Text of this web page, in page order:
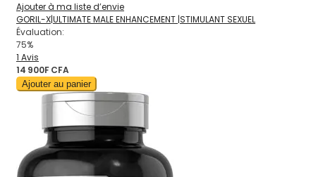
Ajouter à ma liste d’envie
GORIL-X|ULTIMATE MALE ENHANCEMENT |STIMULANT SEXUEL
Évaluation:
75%
1 Avis
14 900F CFA
Ajouter au panier